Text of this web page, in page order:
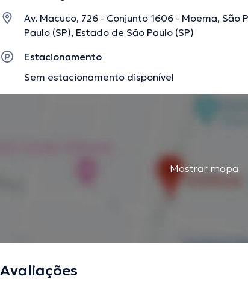
A descrição foi editada pela equipe do doctoranytime, baseada em
Av. Macuco, 726 - Conjunto 1606 - Moema, São
Paulo (SP), Estado de São Paulo (SP)
Estacionamento
Sem estacionamento disponível
Mostrar mapa
Avaliações